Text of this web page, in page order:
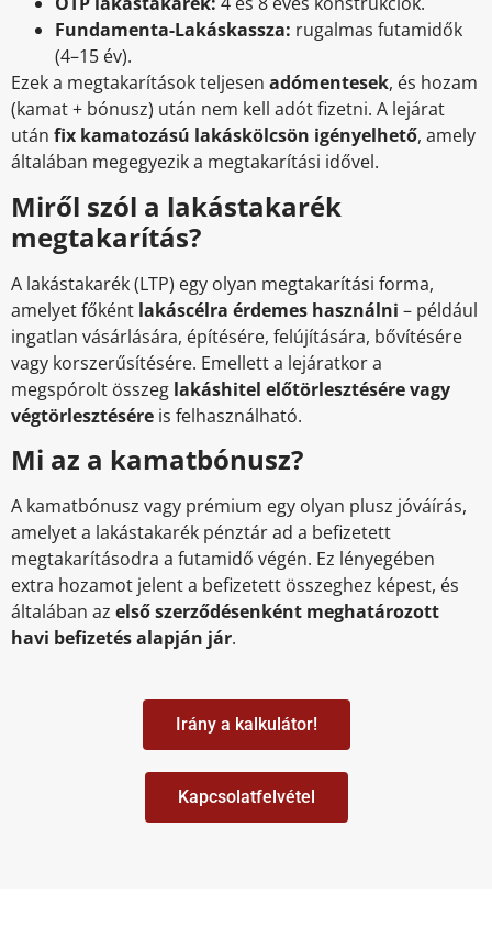
Fundamenta-Lakáskassza: rugalmas futamidők
(4–15 év).
Ezek a megtakarítások teljesen adómentesek, és hozam
(kamat + bónusz) után nem kell adót fizetni. A lejárat
után fix kamatozású lakáskölcsön igényelhető, amely
általában megegyezik a megtakarítási idővel.
Miről szól a lakástakarék
megtakarítás?
A lakástakarék (LTP) egy olyan megtakarítási forma,
amelyet főként lakáscélra érdemes használni – például
ingatlan vásárlására, építésére, felújítására, bővítésére
vagy korszerűsítésére. Emellett a lejáratkor a
megspórolt összeg lakáshitel előtörlesztésére vagy
végtörlesztésére is felhasználható.
Mi az a kamatbónusz?
A kamatbónusz vagy prémium egy olyan plusz jóváírás,
amelyet a lakástakarék pénztár ad a befizetett
megtakarításodra a futamidő végén. Ez lényegében
extra hozamot jelent a befizetett összeghez képest, és
általában az első szerződésenként meghatározott
havi befizetés alapján jár.
Irány a kalkulátor!
Kapcsolatfelvétel